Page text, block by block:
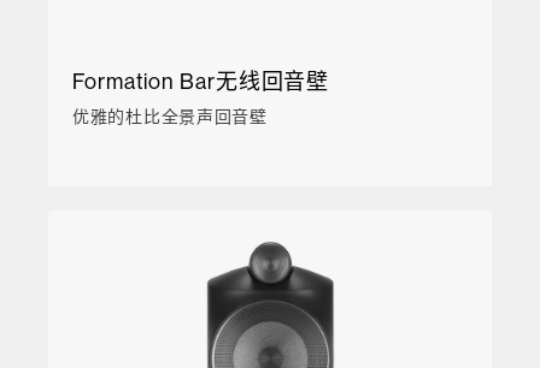
Formation Bar无线回音壁
优雅的杜比全景声回音壁